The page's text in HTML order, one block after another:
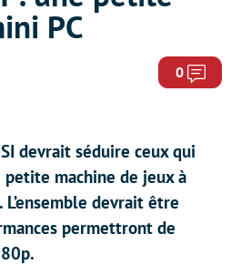
PC
0
devrait séduire ceux qui
machine de jeux à
devrait être
permettront de